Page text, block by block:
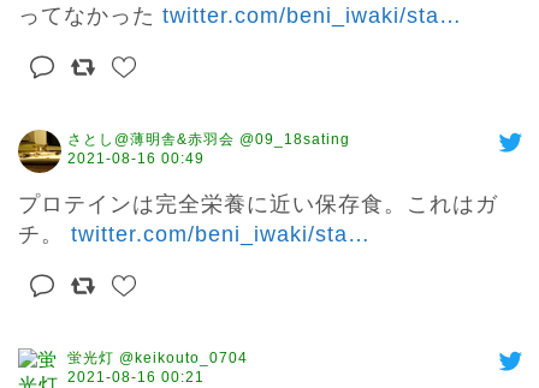
ってなかった twitter.com/beni_iwaki/sta…
さとし@薄明舎&赤羽会 @09_18sating
2021-08-16 00:49
プロテインは完全栄養に近い保存食。これはガ
チ。 twitter.com/beni_iwaki/sta…
蛍光灯 @keikouto_0704
2021-08-16 00:21